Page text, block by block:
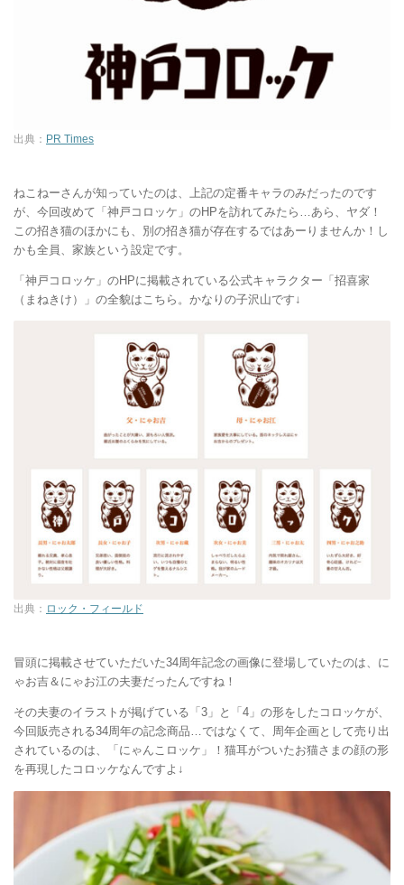
出典： PR Times
ねこねーさんが知っていたのは、上記の定番キャラのみだったのです
が、今回改めて「神戸コロッケ」のHPを訪れてみたら…あら、ヤダ！
この招き猫のほかにも、別の招き猫が存在するではあーりませんか！し
かも全員、家族という設定です。
「神戸コロッケ」のHPに掲載されている公式キャラクター「招喜家
（まねきけ）」の全貌はこちら。かなりの子沢山です↓
出典： ロック・フィールド
冒頭に掲載させていただいた34周年記念の画像に登場していたのは、に
ゃお吉＆にゃお江の夫妻だったんですね！
その夫妻のイラストが掲げている「3」と「4」の形をしたコロッケが、
今回販売される34周年の記念商品…ではなくて、周年企画として売り出
されているのは、「にゃんこロッケ」！猫耳がついたお猫さまの顔の形
を再現したコロッケなんですよ↓